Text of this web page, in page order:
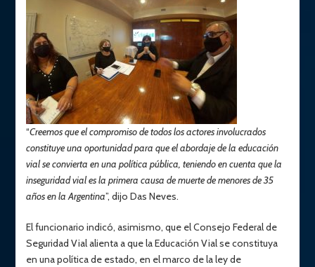
“Creemos que el compromiso de todos los actores involucrados
constituye una oportunidad para que el abordaje de la educación
vial se convierta en una política pública, teniendo en cuenta que la
inseguridad vial es la primera causa de muerte de menores de 35
años en la Argentina”, dijo Das Neves.
El funcionario indicó, asimismo, que el Consejo Federal de
Seguridad Vial alienta a que la Educación Vial se constituya
en una política de estado, en el marco de la ley de